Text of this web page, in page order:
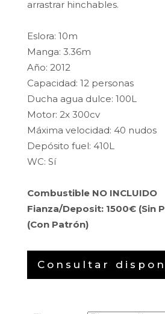
arrastrar hinchables.
Eslora: 10m
Manga: 3.36m
Año: 2012
Capacidad: 12 personas
Ducha agua dulce: 100L
Motor: 2x 300cv
Máxima velocidad: 40 nudos
Depósito fuel: 410L
WC: Sí
Combustible NO INCLUIDO
Fianza/Deposit: 1500€ (Sin
(Con Patrón)
Consultar